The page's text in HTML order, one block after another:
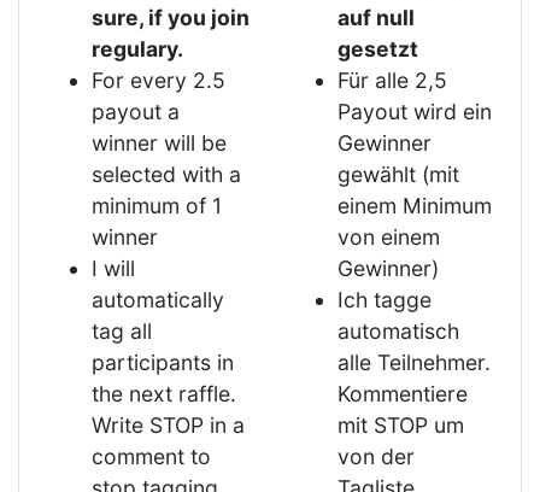
sure, if you join
regulary.
For every 2.5
payout a
winner will be
selected with a
minimum of 1
winner
I will
automatically
tag all
participants in
the next raffle.
Write STOP in a
comment to
auf null
gesetzt
Für alle 2,5
Payout wird ein
Gewinner
gewählt (mit
einem Minimum
von einem
Gewinner)
Ich tagge
automatisch
alle Teilnehmer.
Kommentiere
mit STOP um
von der